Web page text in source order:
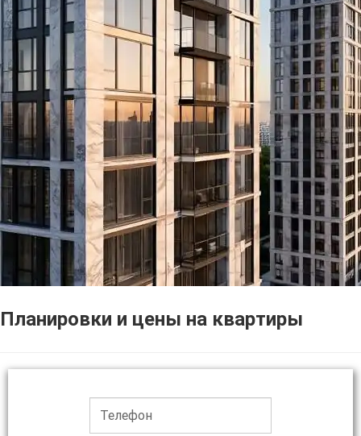
Планировки и цены на квартиры